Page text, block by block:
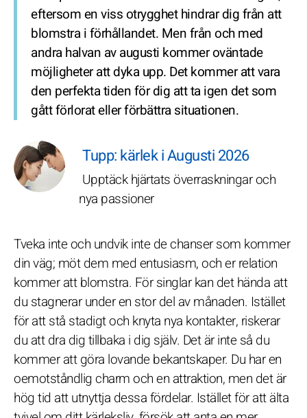
eftersom en viss otrygghet hindrar dig från att
blomstra i förhållandet. Men från och med
andra halvan av augusti kommer oväntade
möjligheter att dyka upp. Det kommer att vara
den perfekta tiden för dig att ta igen det som
gått förlorat eller förbättra situationen.
Tupp: kärlek i Augusti 2026
Upptäck hjärtats överraskningar och
nya passioner
Tveka inte och undvik inte de chanser som kommer
din väg; möt dem med entusiasm, och er relation
kommer att blomstra. För singlar kan det hända att
du stagnerar under en stor del av månaden. Istället
för att stå stadigt och knyta nya kontakter, riskerar
du att dra dig tillbaka i dig själv. Det är inte så du
kommer att göra lovande bekantskaper. Du har en
oemotståndlig charm och en attraktion, men det är
hög tid att utnyttja dessa fördelar. Istället för att älta